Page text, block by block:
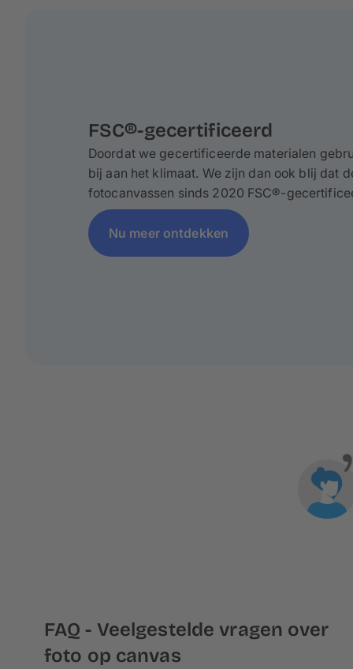
FSC®-gecertificeerd
Doordat we gecertificeerde materialen
bij aan het klimaat. We zijn dan ook blij dat
fotocanvassen sinds 2020 FSC®-
Nu meer ontdekken
FAQ - Veelgestelde vragen over
foto op canvas